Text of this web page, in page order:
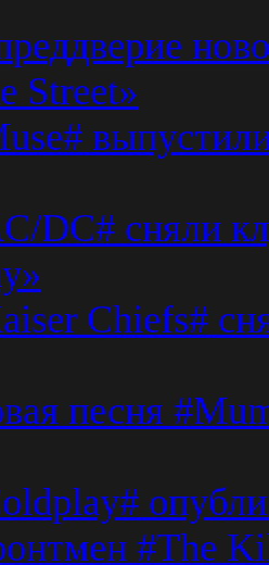
Street»
DC# сняли
Chiefs#
песня
#The